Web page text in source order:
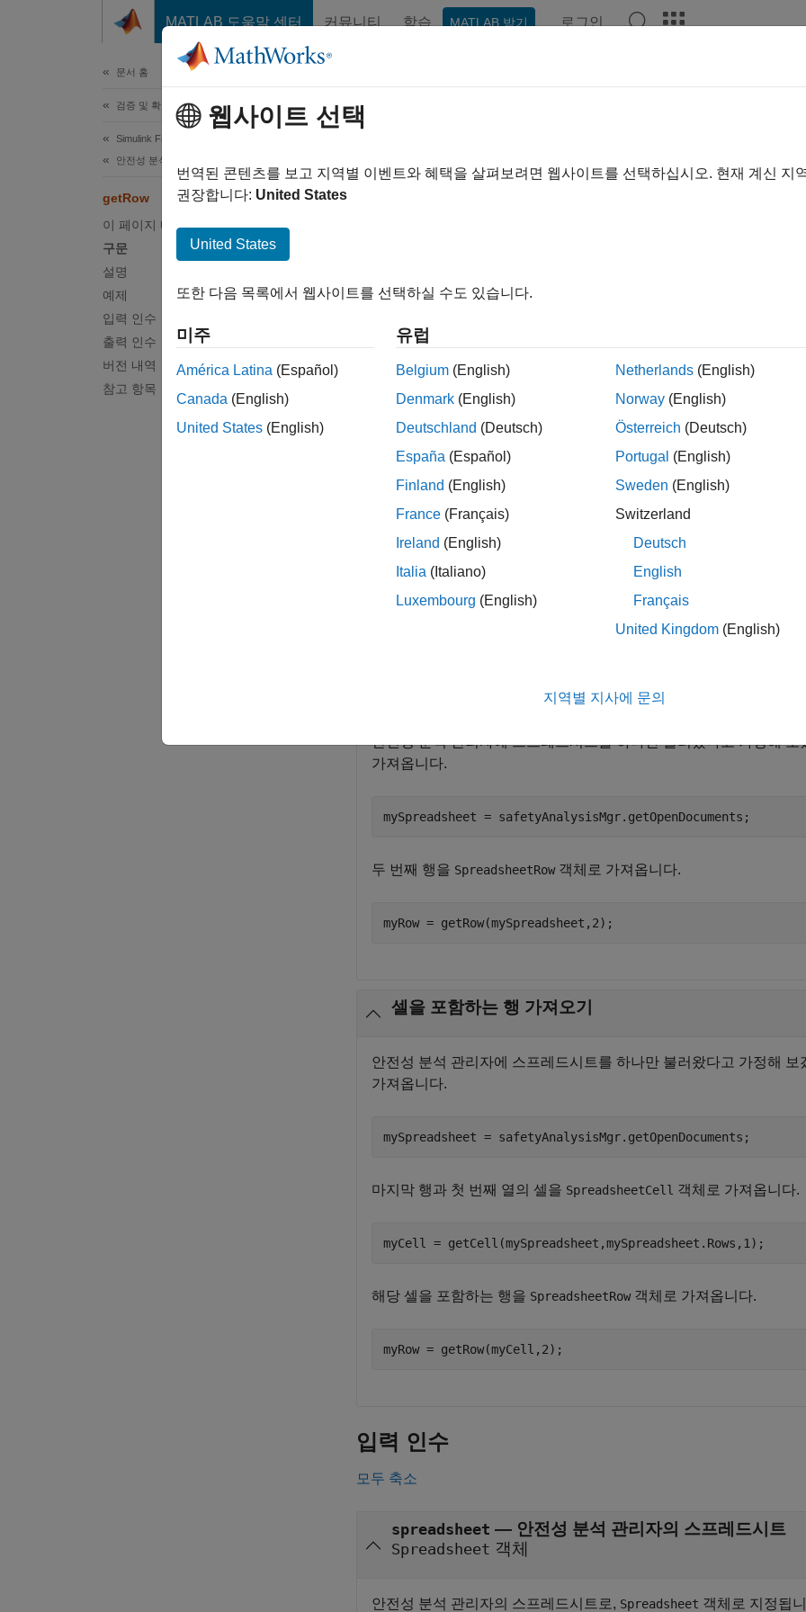
MATLAB 도움말 센터 커뮤니티 학습 MATLAB 받기 로그인
문서 홈
검증 및 확인(V&V), 테스트
Simulink Fault Analyzer
안전성 분석
getRow
이 페이지 내용
구문
설명
예제
입력 인수
출력 인수
버전 내역
참고 항목
이 페이지는 기계 번역을 사용하여 번역되었습니다. 영어 원문을 보려
구문
row = getRow(spreadsheetCell)
설명
= getRow( spreadsheet 안전성 분석 관리자스프레드시트
가져옵니다.
= getRow(spreadsheetCell 안전성 분석 관리자스프레드시트 셀
예제
안전성 분석 관리자에 스프레드시트를 하나만 불러왔다고 가정해
가져옵니다.
mySpreadsheet = safetyAnalysisMgr.getOpenDocuments;
두 번째 행을 SpreadsheetRow객체로 가져옵니다.
myRow = getRow(mySpreadsheet,2);
셀을 포함하는 행 가져오기
안전성 분석 관리자에 스프레드시트를 하나만 불러왔다고 가정해
가져옵니다.
mySpreadsheet = safetyAnalysisMgr.getOpenDocuments;
마지막 행과 첫 번째 열의 셀을 SpreadsheetCell 객체로 가져옵니다.
myCell = getCell(mySpreadsheet,mySpreadsheet.Rows,1);
해당 셀을 포함하는 행을 SpreadsheetRow객체로 가져옵니다.
myRow = getRow(myCell,2);
입력 인수
모두 축소
spreadsheet — 안전성 분석 관리자의 스프레드시트
Spreadsheet 객체
안전성 분석 관리자의 스프레드시트로, Spreadsheet 객체로 지정됩
웹사이트 선택
번역된 콘텐츠를 보고 지역별 이벤트와 혜택을 살펴보려면 웹사이트를 선택하십시오. 현재 계신 지
권장합니다: United States
United States
또한 다음 목록에서 웹사이트를 선택하실 수도 있습니다.
미주
América Latina (Español)
Canada (English)
United States (English)
유럽
Belgium (English)
Denmark (English)
Deutschland (Deutsch)
España (Español)
Finland (English)
France (Français)
Ireland (English)
Italia (Italiano)
Luxembourg (English)
Netherlands (English)
Norway (English)
Österreich (Deutsch)
Portugal (English)
Sweden (English)
Switzerland
Deutsch
English
Français
United Kingdom (English)
지역별 지사에 문의